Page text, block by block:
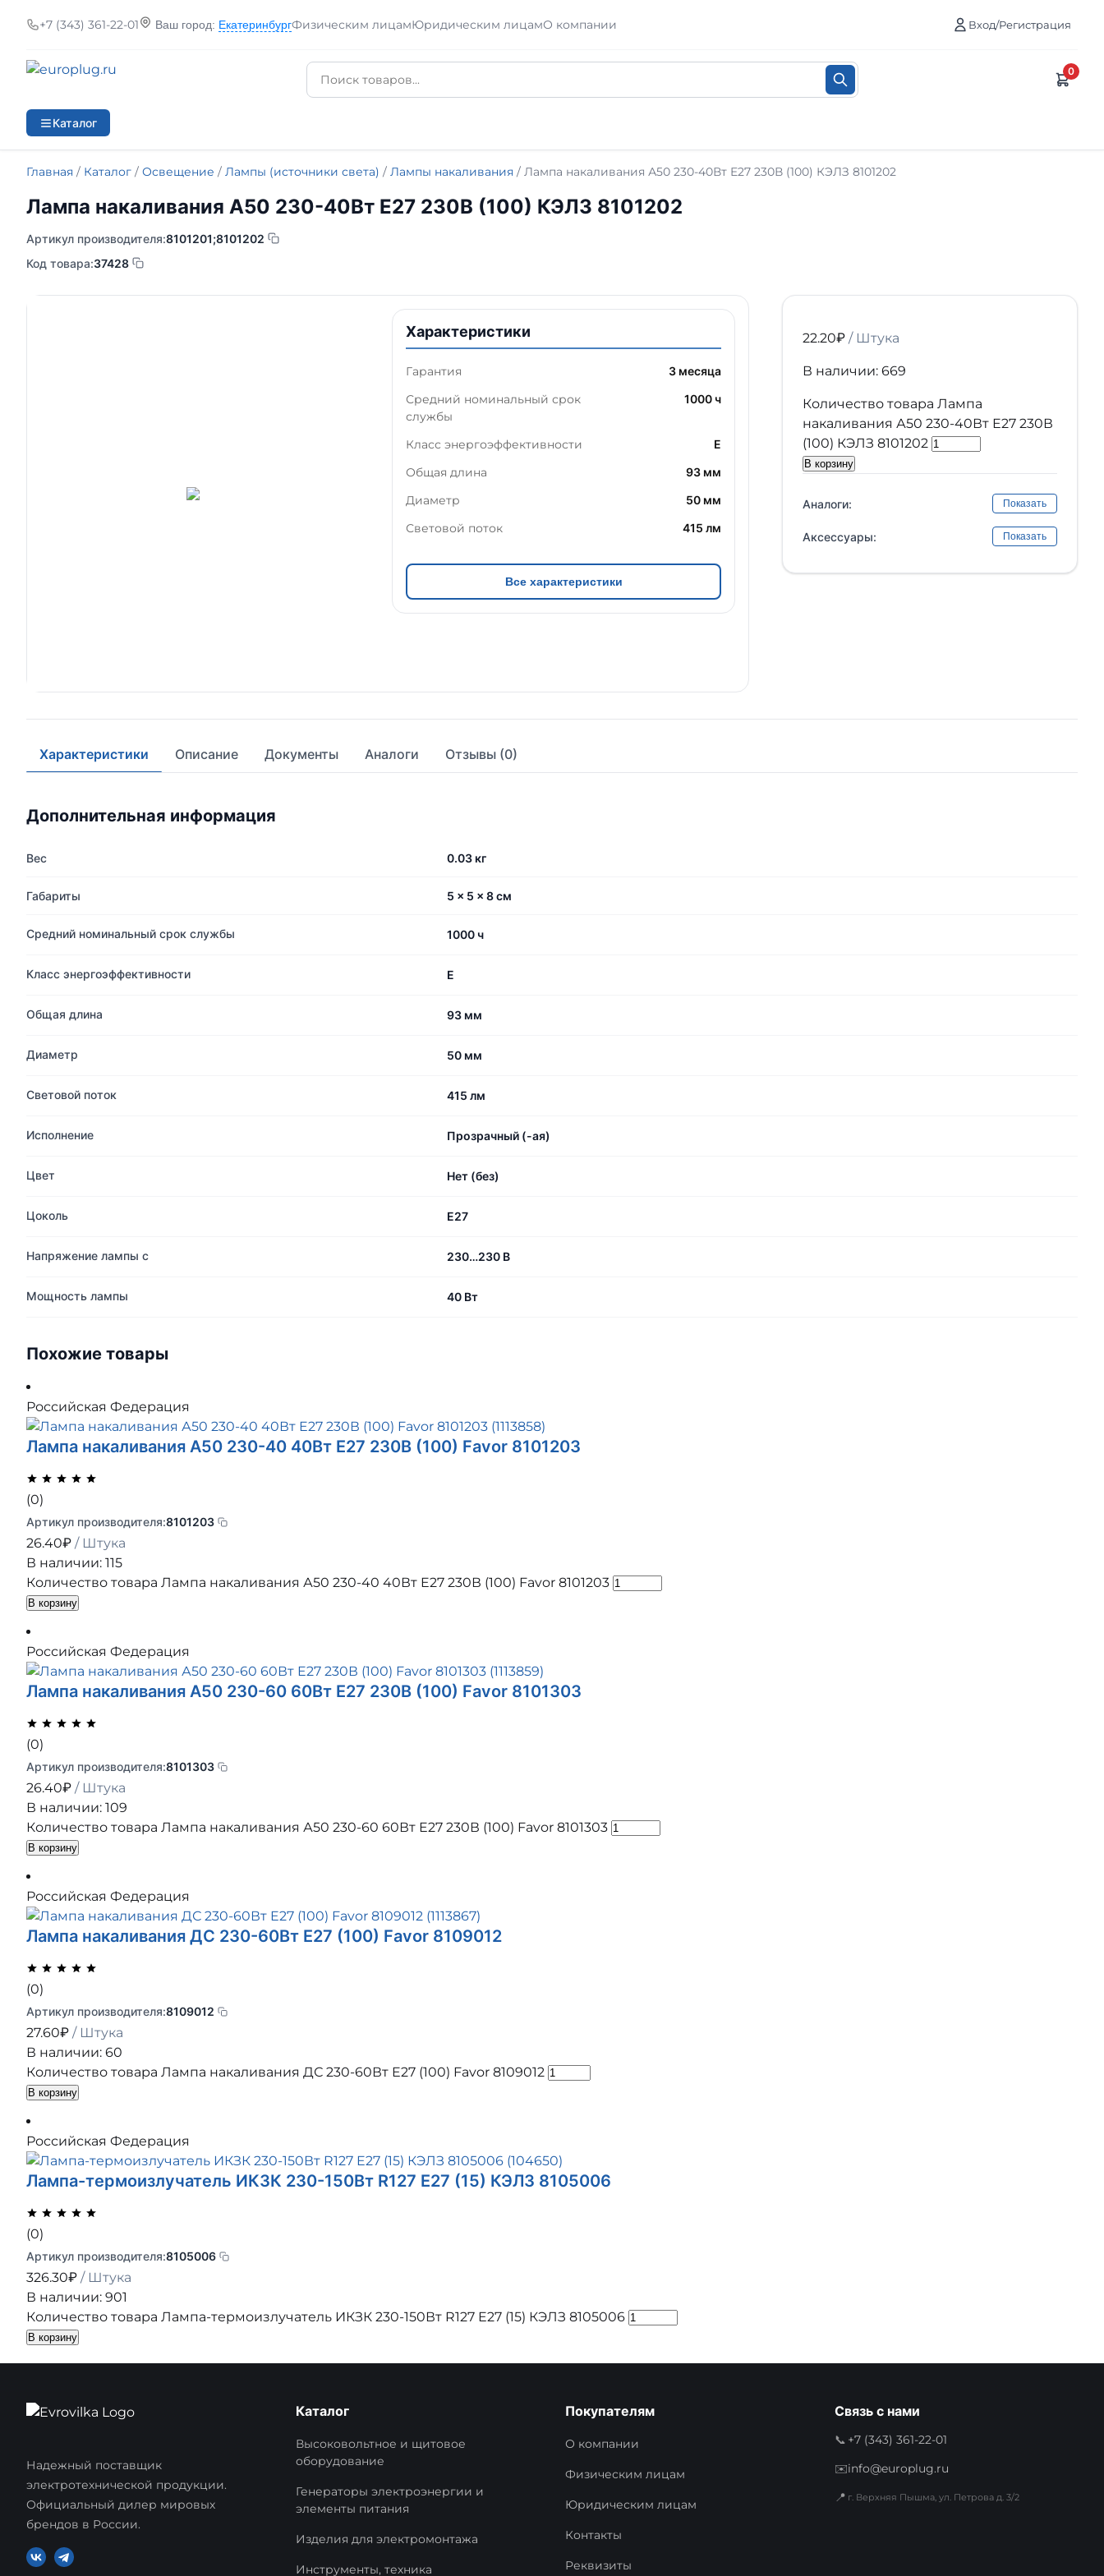
+7 (343) 361-22-01 Ваш город: ЕкатеринбургФизическим лицамЮридическим лицамО компании Вход/Регистрация
0
Каталог
Главная / Каталог / Освещение / Лампы (источники света) / Лампы накаливания / Лампа накаливания А50 230-40Вт E27 230В (100) КЭЛЗ 8101202
Лампа накаливания А50 230-40Вт E27 230В (100) КЭЛЗ 8101202
Артикул производителя:8101201;8101202
Код товара:37428
Характеристики
Гарантия 3 месяца
Средний номинальный срок
службы
1000 ч
Класс энергоэффективности E
Общая длина 93 мм
Диаметр 50 мм
Световой поток 415 лм
Все характеристики
22.20₽ / Штука
В наличии: 669
Количество товара Лампа
накаливания А50 230-40Вт E27 230В
(100) КЭЛЗ 8101202
В корзину
Аналоги: Показать
Аксессуары: Показать
Характеристики Описание Документы Аналоги Отзывы (0)
Дополнительная информация
Вес 0.03 кг
Габариты 5 × 5 × 8 см
Средний номинальный срок службы 1000 ч
Класс энергоэффективности E
Общая длина 93 мм
Диаметр 50 мм
Световой поток 415 лм
Исполнение Прозрачный (-ая)
Цвет Нет (без)
Цоколь E27
Напряжение лампы с 230…230 В
Мощность лампы 40 Вт
Похожие товары
Российская Федерация
Лампа накаливания А50 230-40 40Вт E27 230В (100) Favor 8101203
(0)
Артикул производителя:8101203
26.40₽ / Штука
В наличии: 115
Количество товара Лампа накаливания А50 230-40 40Вт E27 230В (100) Favor 8101203
В корзину
Российская Федерация
Лампа накаливания А50 230-60 60Вт E27 230В (100) Favor 8101303
(0)
Артикул производителя:8101303
26.40₽ / Штука
В наличии: 109
Количество товара Лампа накаливания А50 230-60 60Вт E27 230В (100) Favor 8101303
В корзину
Российская Федерация
Лампа накаливания ДС 230-60Вт E27 (100) Favor 8109012
(0)
Артикул производителя:8109012
27.60₽ / Штука
В наличии: 60
Количество товара Лампа накаливания ДС 230-60Вт E27 (100) Favor 8109012
В корзину
Российская Федерация
Лампа-термоизлучатель ИКЗК 230-150Вт R127 E27 (15) КЭЛЗ 8105006
(0)
Артикул производителя:8105006
326.30₽ / Штука
В наличии: 901
Количество товара Лампа-термоизлучатель ИКЗК 230-150Вт R127 E27 (15) КЭЛЗ 8105006
В корзину
Надежный поставщик
электротехнической продукции.
Официальный дилер мировых
брендов в России.
Каталог
Высоковольтное и щитовое
оборудование
Генераторы электроэнергии и
элементы питания
Изделия для электромонтажа
Инструменты, техника
Покупателям
О компании
Физическим лицам
Юридическим лицам
Контакты
Реквизиты
Связь с нами
📞 +7 (343) 361-22-01
✉️info@europlug.ru
📍 г. Верхняя Пышма, ул. Петрова д. 3/2